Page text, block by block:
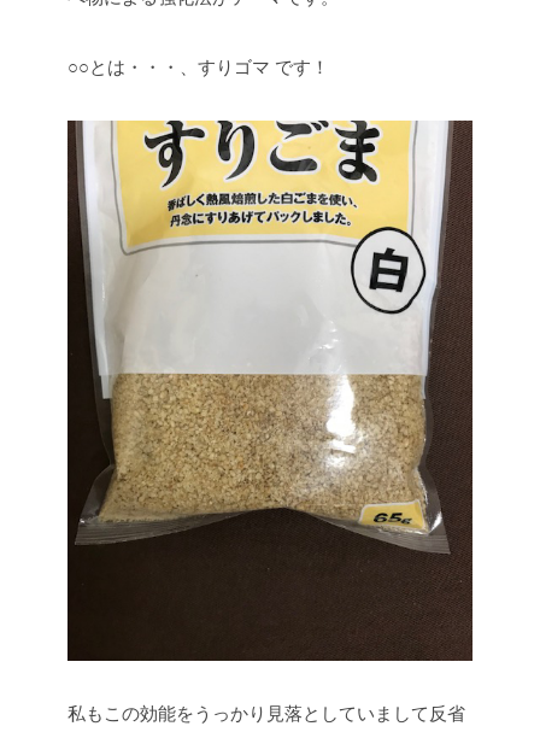
○○とは・・・、すりゴマ です！
私もこの効能をうっかり見落としていまして反省